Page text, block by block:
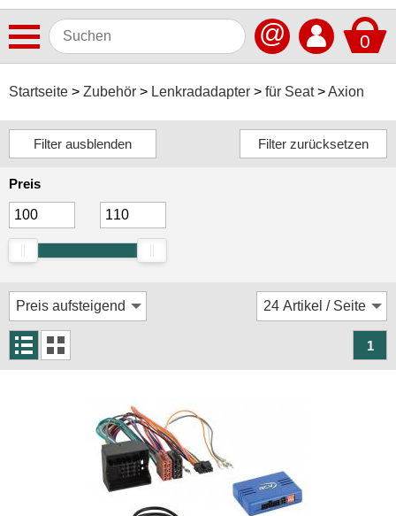
0
@
Startseite Zubehör Lenkradadapter für Seat Axion
Autoradios
Dashcams
Elektromobilität
Freisprechanlagen
Lautsprecher
Multimedia
Navigationssoftware
Navigationssysteme
Soundprozessoren
Preis
1